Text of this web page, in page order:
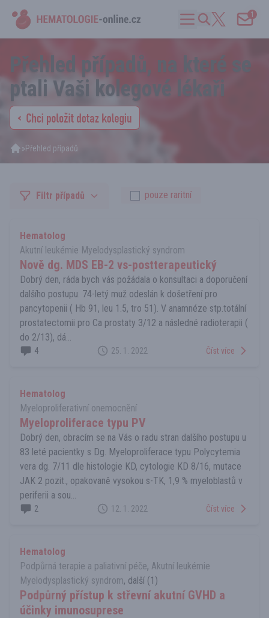
1
Přehled případů, na které se
ptali Vaši kolegové lékaři
»Přehled případů
Filtr případů pouze raritní
Hematolog
Akutní leukémie Myelodysplastický syndrom
Nově dg. MDS EB-2 vs-postterapeutický
Dobrý den, ráda bych vás požádala o konsultaci a doporučení
dalšího postupu. 74-letý muž odeslán k došetření pro
pancytopenii ( Hb 91, leu 1.5, tro 51). V anamnéze stp.totální
prostatectomii pro Ca prostaty 3/12 a následné radioterapii (
do 2/13), dá...
4 25. 1. 2022 Číst více
Hematolog
Myeloproliferativní onemocnění
Myeloproliferace typu PV
Dobrý den, obracím se na Vás o radu stran dalšího postupu u
83 leté pacientky s Dg. Myeloproliferace typu Polycytemia
vera dg. 7/11 dle histologie KD, cytologie KD 8/16, mutace
JAK 2 pozit., opakovaně vysokou s-TK, 1,9 % myeloblastů v
periferii a sou...
2 12. 1. 2022 Číst více
Hematolog
Podpůrná terapie a paliativní péče, Akutní leukémie
Myelodysplastický syndrom, další (1)
Podpůrný přístup k střevní akutní GVHD a
účinky imunosuprese